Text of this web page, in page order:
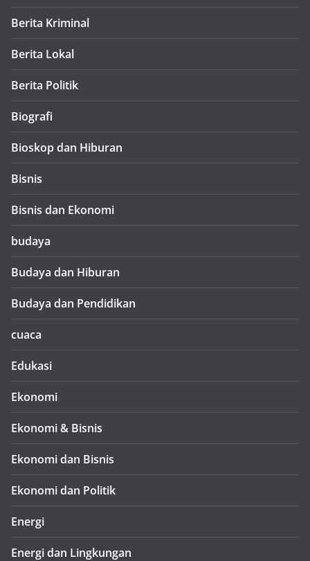
Berita Kriminal
Berita Lokal
Berita Politik
Biografi
Bioskop dan Hiburan
Bisnis
Bisnis dan Ekonomi
budaya
Budaya dan Hiburan
Budaya dan Pendidikan
cuaca
Edukasi
Ekonomi
Ekonomi & Bisnis
Ekonomi dan Bisnis
Ekonomi dan Politik
Energi
Energi dan Lingkungan